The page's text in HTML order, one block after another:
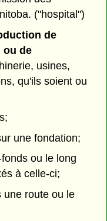
("hospital")
de
ou de
usines,
qu'ils soient ou
une fondation;
ou le long
à celle-ci;
une route ou le